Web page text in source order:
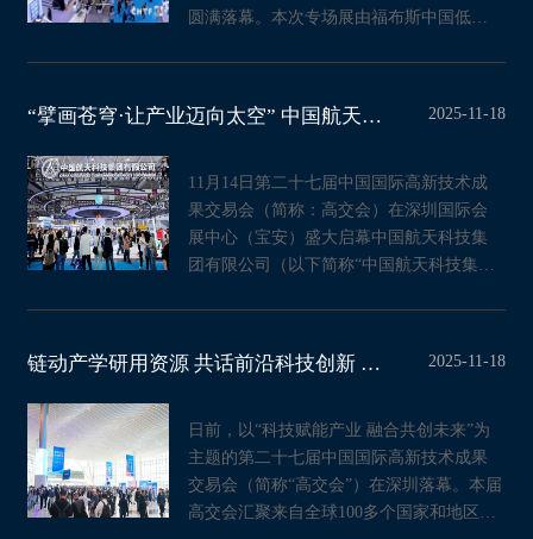
圆满落幕。本次专场展由福布斯中国低空
“擘画苍穹·让产业迈向太空” 中国航天科技集团首次以“航天科技成果转化与 2025-11-18
11月14日第二十七届中国国际高新技术成
果交易会（简称：高交会）在深圳国际会
展中心（宝安）盛大启幕中国航天科技集
团有限公司（以下简称“中国航天科技集
链动产学研用资源 共话前沿科技创新 高交会福建展团：锻造高质量发展“硬实 2025-11-18
日前，以“科技赋能产业 融合共创未来”为
主题的第二十七届中国国际高新技术成果
交易会（简称“高交会”）在深圳落幕。本届
高交会汇聚来自全球100多个国家和地区的